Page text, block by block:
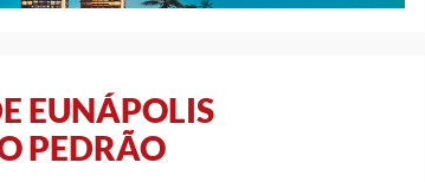
EUNÁPOLIS
PEDRÃO